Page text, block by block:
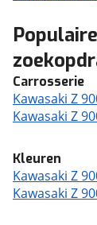
Carrosserie
Kawasaki Z
Kawasaki Z
Kleuren
Kawasaki Z
Kawasaki Z